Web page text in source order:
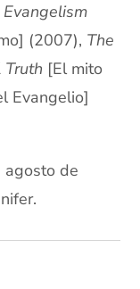
Evangelism
(2007), The
Truth [El mito
Evangelio]
agosto de